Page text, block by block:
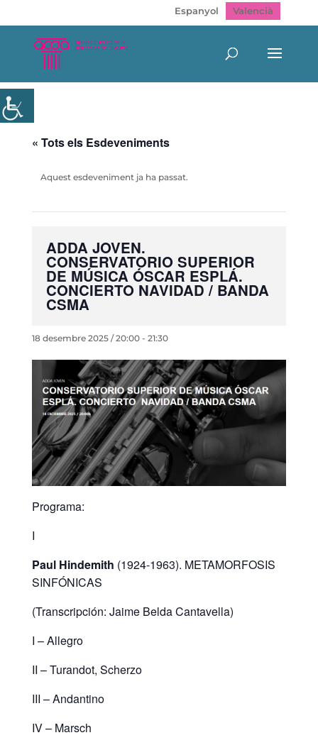
Espanyol Valencià
« Tots els Esdeveniments
Aquest esdeveniment ja ha passat.
ADDA JOVEN.
CONSERVATORIO SUPERIOR
DE MÚSICA ÓSCAR ESPLÁ.
CONCIERTO NAVIDAD / BANDA
CSMA
18 desembre 2025 / 20:00- 21:30
Programa:
I
Paul Hindemith (1924-1963). METAMORFOSIS
SINFÓNICAS
(Transcripción: Jaime Belda Cantavella)
I – Allegro
II – Turandot, Scherzo
III – Andantino
IV – Marsch